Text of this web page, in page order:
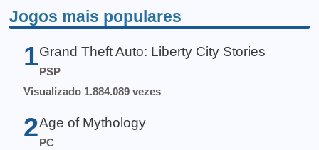
Jogos mais populares
1 Grand Theft Auto: Liberty City Stories
PSP
Visualizado 1.884.089 vezes
2 Age of Mythology
PC